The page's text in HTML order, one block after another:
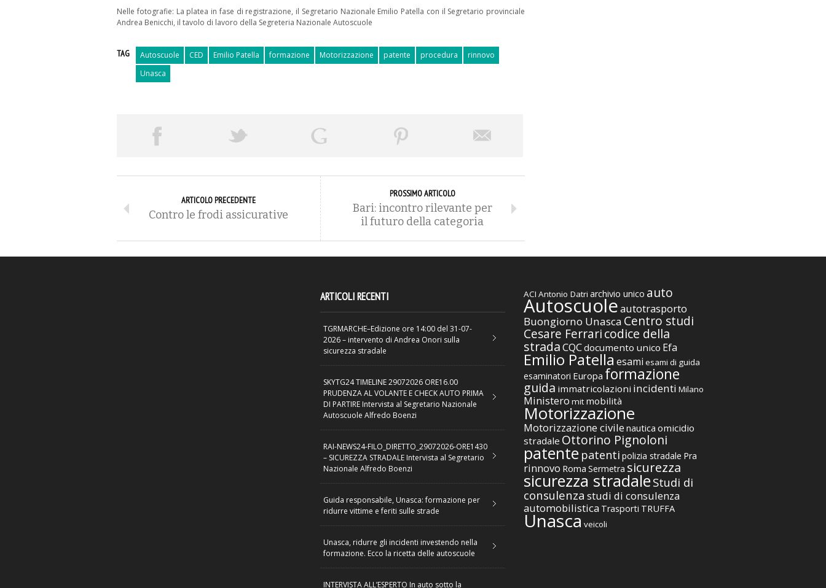
Nelle fotografie: La platea in fase di registrazione, il Segretario Nazionale Emilio Patella con il Segretario provinciale
Andrea Benicchi, il tavolo di lavoro della Segreteria Nazionale Autoscuole
TAG Autoscuole CED Emilio Patella formazione Motorizzazione patente procedura
rinnovo
Unasca
ARTICOLO PRECEDENTE
Contro le frodi assicurative
PROSSIMO ARTICOLO
Bari: incontro rilevante per
il futuro della categoria
ARTICOLI RECENTI
TGRMARCHE–Edizione ore 14:00 del 31-07-
2026 – intervento di Andrea Onori sulla
sicurezza stradale
SKYTG24 TIMELINE 29072026 ORE16.00
PRUDENZA AL VOLANTE E CHECK AUTO PRIMA
DI PARTIRE Intervista al Segretario Nazionale
Autoscuole Alfredo Boenzi
RAI-NEWS24-FILO_DIRETTO_29072026-ORE1430
– SICUREZZA STRADALE Intervista al Segretario
Nazionale Alfredo Boenzi
Guida responsabile, Unasca: formazione per
ridurre vittime e feriti sulle strade
Unasca, ridurre gli incidenti investendo nella
formazione. Ecco la ricetta delle autoscuole
INTERVISTA ALL’ESPERTO In auto sotto la
ACI Antonio Datri archivio unico auto
Autoscuoleautotrasporto
Buongiorno Unasca Centro studi
Cesare Ferraricodice della
stradaCQCdocumento unico Efa
Emilio Patella esami esami di guida
esaminatori Europa formazione
guida immatricolazioni incidenti Milano
Ministero mit mobilità
Motorizzazione
Motorizzazione civile nautica omicidio
stradale Ottorino Pignoloni
patente patenti polizia stradale Pra
rinnovo Roma Sermetra sicurezza
sicurezza stradaleStudi di
consulenza studi di consulenza
automobilistica Trasporti TRUFFA
Unasca veicoli